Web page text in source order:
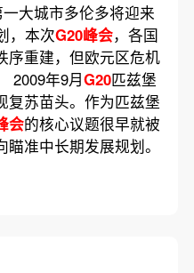
大城市多伦多将迎来
，本次G20峰会，各国
序重建，但欧元区危机
2009年9月G20匹兹堡
复苏苗头。作为匹兹堡
会的核心议题很早就被
准中长期发展规划。